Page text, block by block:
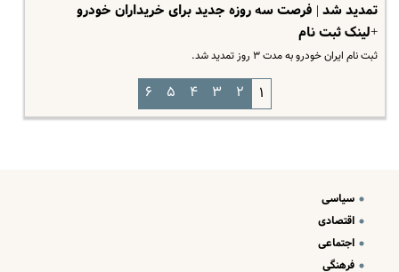
تمدید شد | فرصت سه روزه جدید برای خریداران خودرو
+لینک ثبت نام
ثبت نام ایران خودرو به مدت ۳ روز تمدید شد.
۱ ۲ ۳ ۴ ۵ ۶
سیاسی
اقتصادی
اجتماعی
فرهنگی